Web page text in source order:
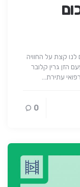
קצת על החוויה
הזן גרין קלובר
0